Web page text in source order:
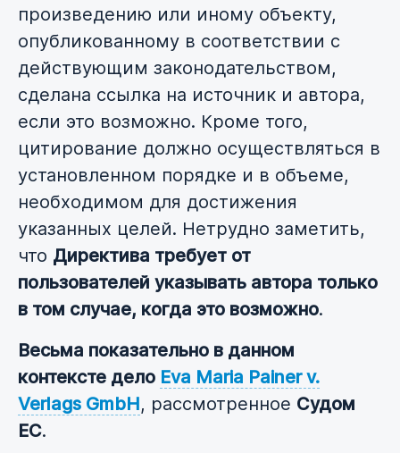
произведению или иному объекту,
опубликованному в соответствии с
действующим законодательством,
сделана ссылка на источник и автора,
если это возможно. Кроме того,
цитирование должно осуществляться в
установленном порядке и в объеме,
необходимом для достижения
указанных целей. Нетрудно заметить,
что Директива требует от
пользователей указывать автора только
в том случае, когда это возможно.
Весьма показательно в данном
контексте дело Eva Maria Painer v.
Verlags GmbH, рассмотренное Судом
ЕС.